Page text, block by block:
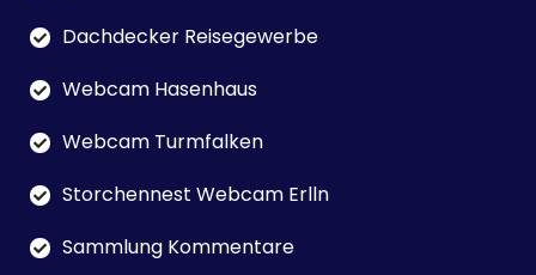
Dachdecker Reisegewerbe
Webcam Hasenhaus
Webcam Turmfalken
Storchennest Webcam Erlln
Sammlung Kommentare